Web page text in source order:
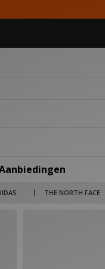
THE NORTH FACE
als Billionaire Boys
en items nu in de